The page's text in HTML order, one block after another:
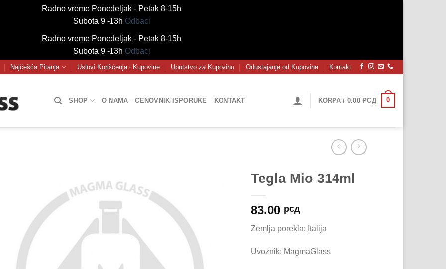
Radno vreme Ponedeljak - Petak 8-15h
Subota 9 -13h Odbaci
Radno vreme Ponedeljak - Petak 8-15h
Subota 9 -13h Odbaci
Najčešća Pitanja Uslovi Korišćenja i Kupovine Uputstvo za Kupovinu Odustajanje od Kupovine Kontakt
SHOP O NAMA CENOVNIK ISPORUKE KONTAKT KORPA / 0.00 РСД 0
Tegla Mio 314ml
83.00 рсд
Zemlja porekla: Italija
Uvoznik: MagmaGlass